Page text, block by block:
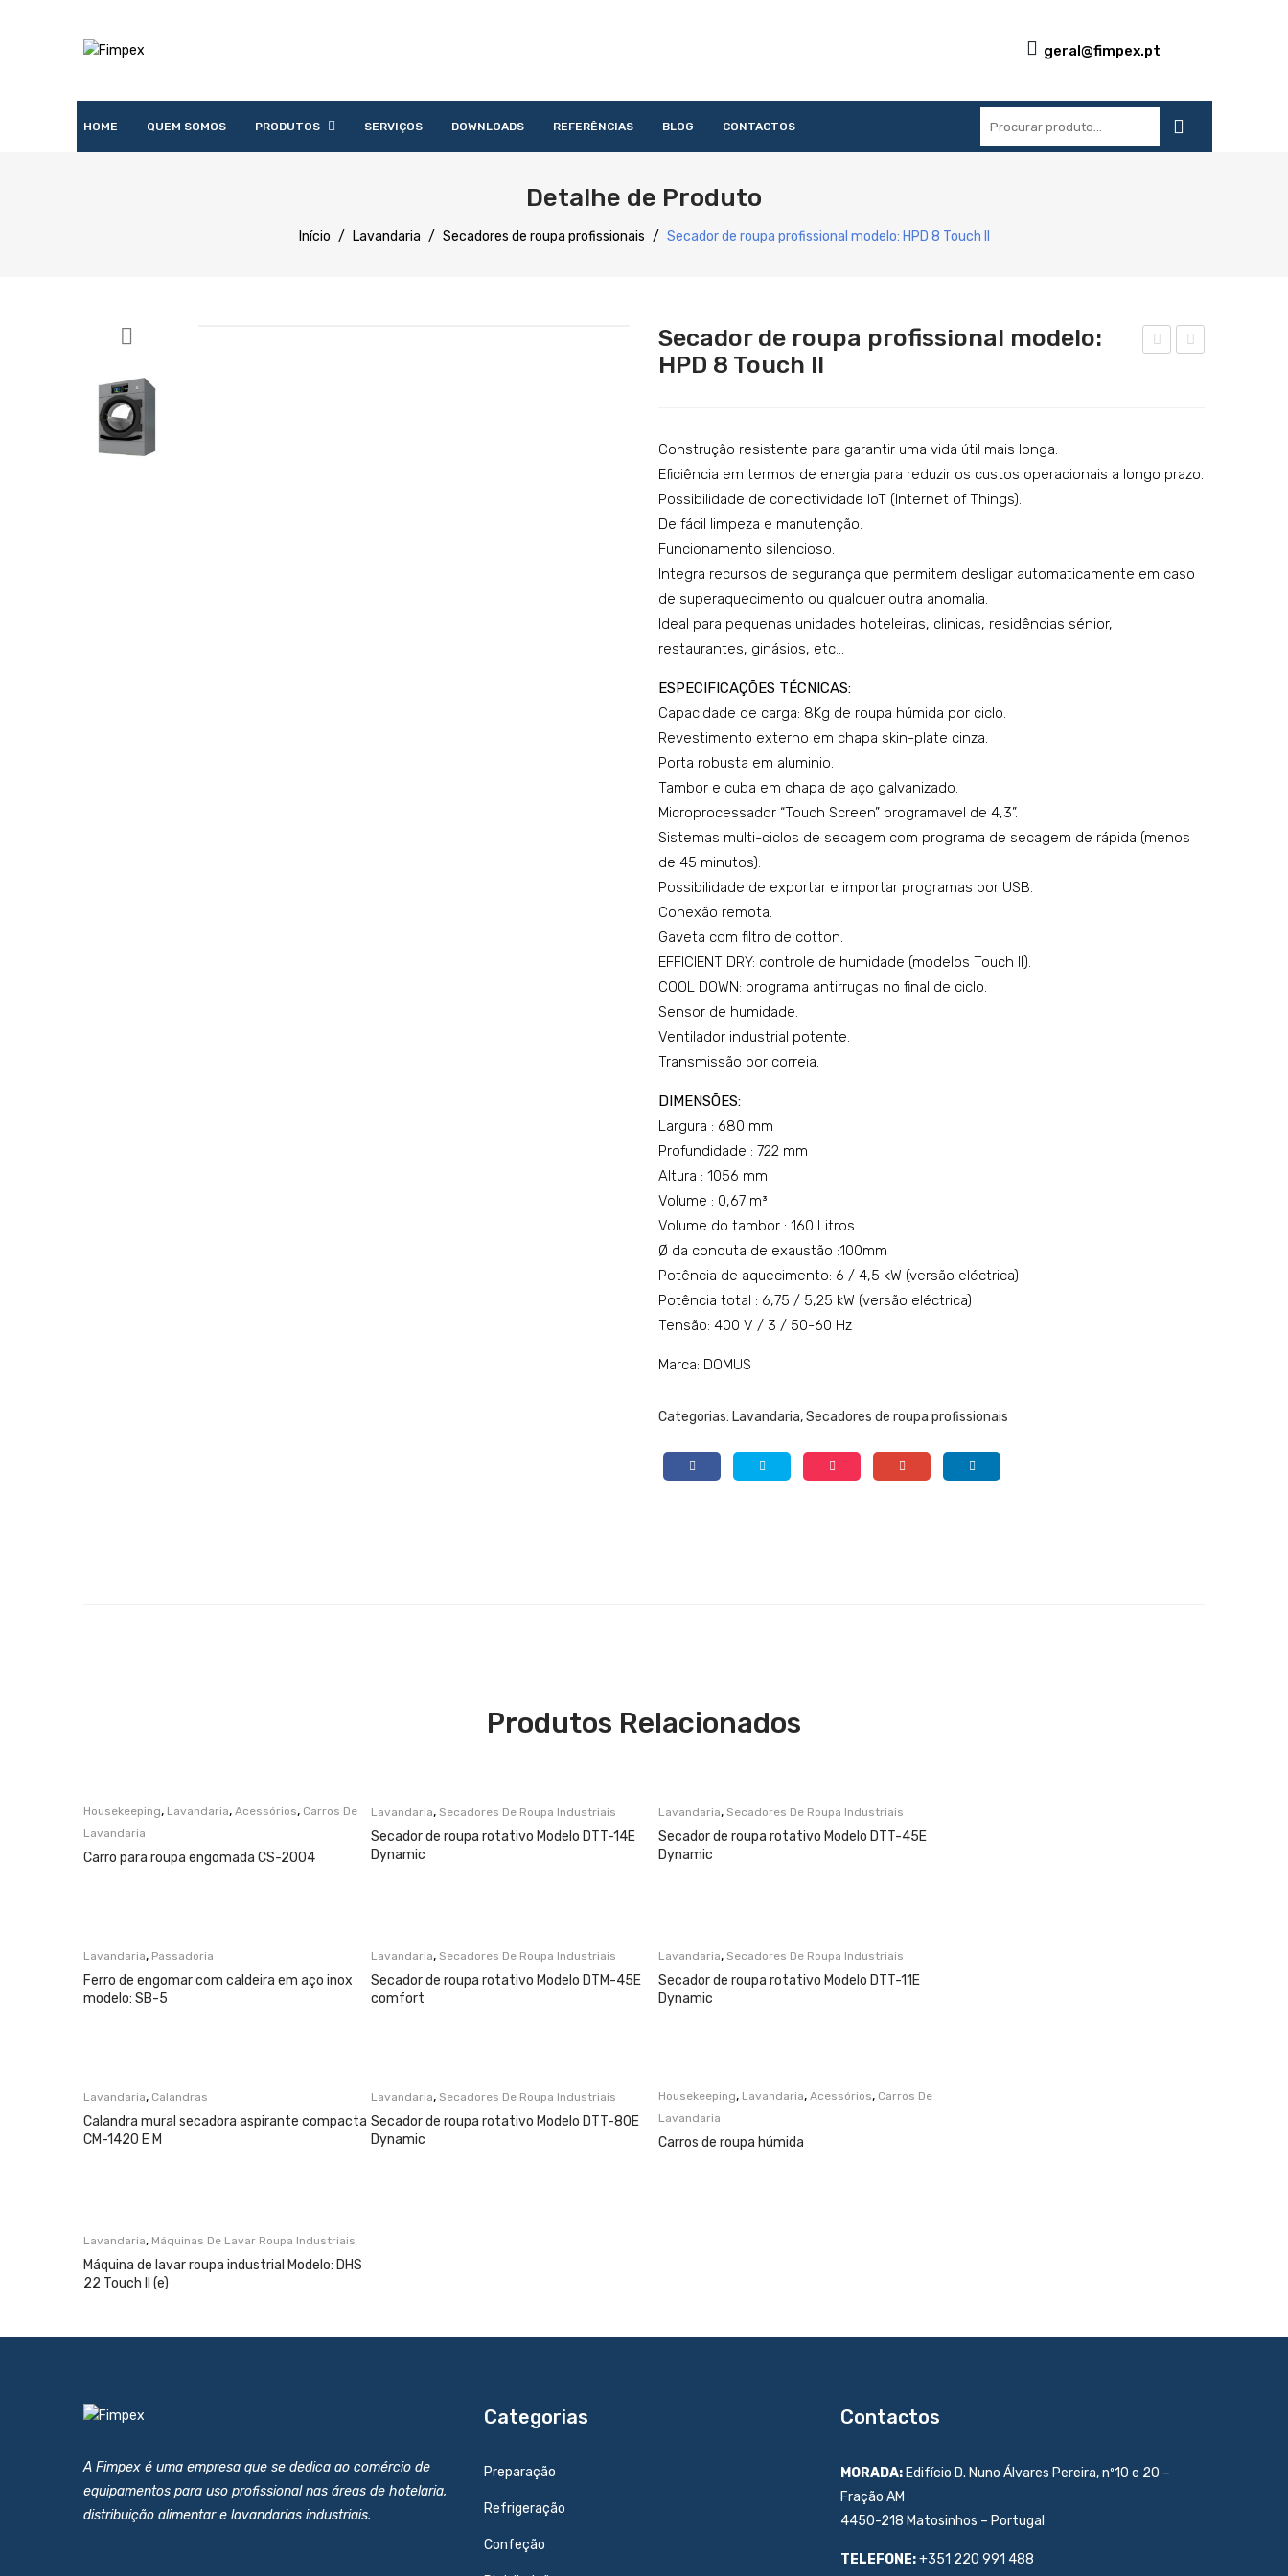
geral@fimpex.pt
HOME QUEM SOMOS PRODUTOS SERVIÇOS DOWNLOADS REFERÊNCIAS BLOG CONTACTOS
Detalhe de Produto
Início / Lavandaria / Secadores de roupa profissionais / Secador de roupa profissional modelo: HPD 8 Touch II
pa
l
pa
l
Secador de roupa profissional modelo:
HPD 8 Touch II
Construção resistente para garantir uma vida útil mais longa.
Eficiência em termos de energia para reduzir os custos operacionais a longo prazo.
Possibilidade de conectividade IoT (Internet of Things).
De fácil limpeza e manutenção.
Funcionamento silencioso.
Integra recursos de segurança que permitem desligar automaticamente em caso
de superaquecimento ou qualquer outra anomalia.
Ideal para pequenas unidades hoteleiras, clinicas, residências sénior,
restaurantes, ginásios, etc…
ESPECIFICAÇÕES TÉCNICAS:
Capacidade de carga: 8Kg de roupa húmida por ciclo.
Revestimento externo em chapa skin-plate cinza.
Porta robusta em aluminio.
Tambor e cuba em chapa de aço galvanizado.
Microprocessador “Touch Screen” programavel de 4,3”.
Sistemas multi-ciclos de secagem com programa de secagem de rápida (menos
de 45 minutos).
Possibilidade de exportar e importar programas por USB.
Conexão remota.
Gaveta com filtro de cotton.
EFFICIENT DRY: controle de humidade (modelos Touch II).
COOL DOWN: programa antirrugas no final de ciclo.
Sensor de humidade.
Ventilador industrial potente.
Transmissão por correia.
DIMENSÕES:
Largura : 680 mm
Profundidade : 722 mm
Altura : 1056 mm
Volume : 0,67 m³
Volume do tambor : 160 Litros
Ø da conduta de exaustão :100mm
Potência de aquecimento: 6 / 4,5 kW (versão eléctrica)
Potência total : 6,75 / 5,25 kW (versão eléctrica)
Tensão: 400 V / 3 / 50-60 Hz
Marca: DOMUS
Categorias: Lavandaria,Secadores de roupa profissionais
Produtos Relacionados
Housekeeping, Lavandaria, Acessórios, Carros De
Lavandaria
Carro para roupa engomada CS-2004
Lavandaria, Secadores De Roupa Industriais
Secador de roupa rotativo Modelo DTT-14E
Dynamic
Lavandaria, Secadores De Roupa Industriais
Secador de roupa rotativo Modelo DTT-45E
Dynamic
Lavandaria, Passadoria
Ferro de engomar com caldeira em aço inox
modelo: SB-5
Lavandaria, Secadores De Roupa Industriais
Secador de roupa rotativo Modelo DTM-45E
comfort
Lavandaria, Secadores De Roupa Industriais
Secador de roupa rotativo Modelo DTT-11E
Dynamic
Lavandaria, Calandras
Calandra mural secadora aspirante compacta
CM-1420 E M
Lavandaria, Secadores De Roupa Industriais
Secador de roupa rotativo Modelo DTT-80E
Dynamic
Housekeeping, Lavandaria, Acessórios, Carros De
Lavandaria
Carros de roupa húmida
Lavandaria, Máquinas De Lavar Roupa Industriais
Máquina de lavar roupa industrial Modelo: DHS
22 Touch II (e)
A Fimpex é uma empresa que se dedica ao comércio de
equipamentos para uso profissional nas áreas de hotelaria,
distribuição alimentar e lavandarias industriais.
Categorias
Preparação
Refrigeração
Confeção
Contactos
MORADA: Edifício D. Nuno Álvares Pereira, nº10 e 20 –
Fração AM
4450-218 Matosinhos – Portugal
TELEFONE:+351 220 991 488